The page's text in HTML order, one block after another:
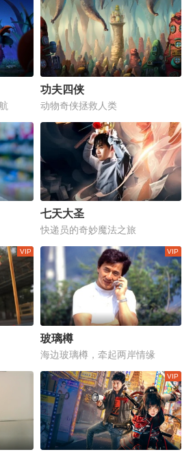
功夫四侠
动物奇侠拯救人类
七天大圣
快递员的奇妙魔法之旅
玻璃樽
海边玻璃樽，牵起两岸情缘